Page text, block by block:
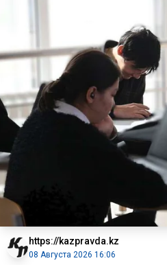
https://kazpravda.kz
08 Августа 2026 16:06